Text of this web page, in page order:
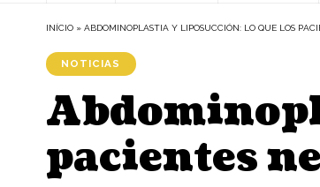
INÍCIO » ABDOMINOPLASTIA Y LIPOSUCCIÓN: LO QUE LOS
NOTICIAS
pacientes